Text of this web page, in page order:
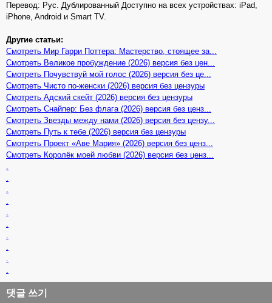
Перевод: Рус. Дублированный Доступно на всех устройствах: iPad,
iPhone, Android и Smart TV.
Другие статьи:
Смотреть Мир Гарри Поттера: Мастерство, стоящее за...
Смотреть Великое пробуждение (2026) версия без цен...
Смотреть Почувствуй мой голос (2026) версия без це...
Смотреть Чисто по-женски (2026) версия без цензуры
Смотреть Адский скейт (2026) версия без цензуры
Смотреть Снайпер: Без флага (2026) версия без ценз...
Смотреть Звезды между нами (2026) версия без цензу...
Смотреть Путь к тебе (2026) версия без цензуры
Смотреть Проект «Аве Мария» (2026) версия без ценз...
Смотреть Королёк моей любви (2026) версия без ценз...
.
.
.
.
.
.
.
.
.
.
댓글 쓰기